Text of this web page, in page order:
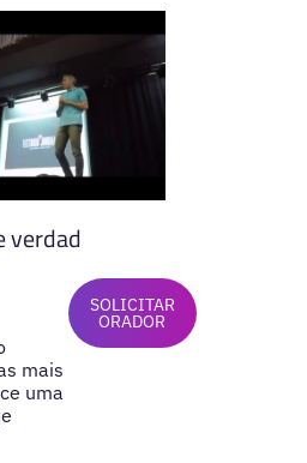
verdad
mais
uma
SOLICITAR
ORADOR